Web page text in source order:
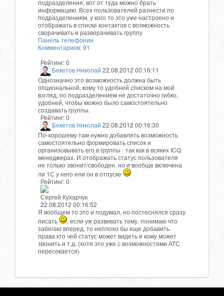
подразделения, вот от туда можно брать
информацию. Всех пользователей разнести по
подразделениям, у кого то это уже настроено и
отображать в списке контактов с возможность
сворачивать и разворачивать группу
Панель телефонии
Комментариев: 91
Рейтинг:0
Бекетов Николай 22.08.2012 00:16:11
Однозначно это возможность должна быть
опциональной, кому то удобней списком на мой
взгляд, по подразделением не достаточно гибко,
удобней, чтобы можно было самостоятельно
создавать группы.
Рейтинг:0
Бекетов Николай 22.08.2012 00:16:30
По-хорошему там нужно добавлять возможность
самостоятельно формировать список и
организовывать его в группы - так как в всяких ICQ
менеджерах. И отображать статус пользователя
не только звонит/свободен, но и вообще включена
ли 1С у него или он в отпуске
Рейтинг:0
Сергей Кухарчук
22.08.2012 00:16:52
Я вообщем то это и подумал, но постеснялся сразу
писать
, если уж развивать тему, понимаю что
забегаю вперед, то неплохо бы еще добавить
права кто чей статус может видеть и кому может
звонить и т.д. (хотя это уже с возможностями АТС
пересекается)